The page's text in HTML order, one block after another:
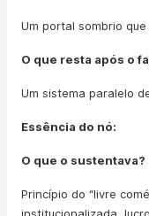
Um portal sombrio
O que resta após o
Um sistema paralelo
Essência do nó:
O que o sustentava?
Princípio do “livre